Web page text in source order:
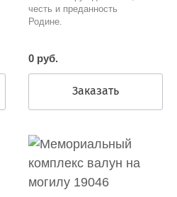
честь и преданность
Родине.
0 руб.
Заказать